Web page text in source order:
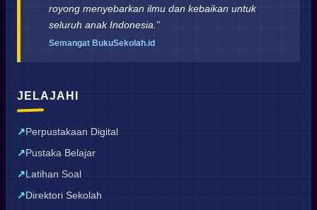
royong menyebarkan ilmu dan kebaikan untuk
seluruh anak Indonesia.”
Semangat BukuSekolah.id
JELAJAHI
Perpustakaan Digital
Pustaka Belajar
Latihan Soal
Direktori Sekolah